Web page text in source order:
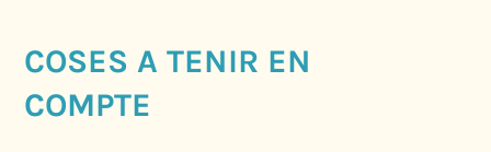
COSES A TENIR EN
COMPTE